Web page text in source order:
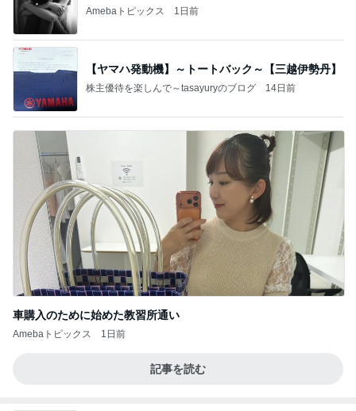
Amebaトピックス 1日前
【ヤマハ発動機】～トートバック～【三越伊勢丹】
株主優待を楽しんで～tasayuryのブログ 14日前
車購入のために始めた教習所通い
Amebaトピックス 1日前
記事を読む